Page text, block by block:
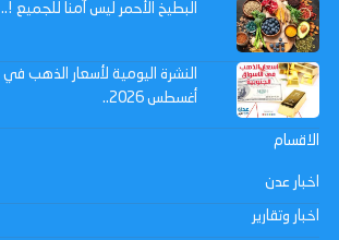
البطيخ الأحمر ليس آمنا للجميع !..
أغسطس 2026..
الاقسام
اخبار عدن
اخبار وتقارير